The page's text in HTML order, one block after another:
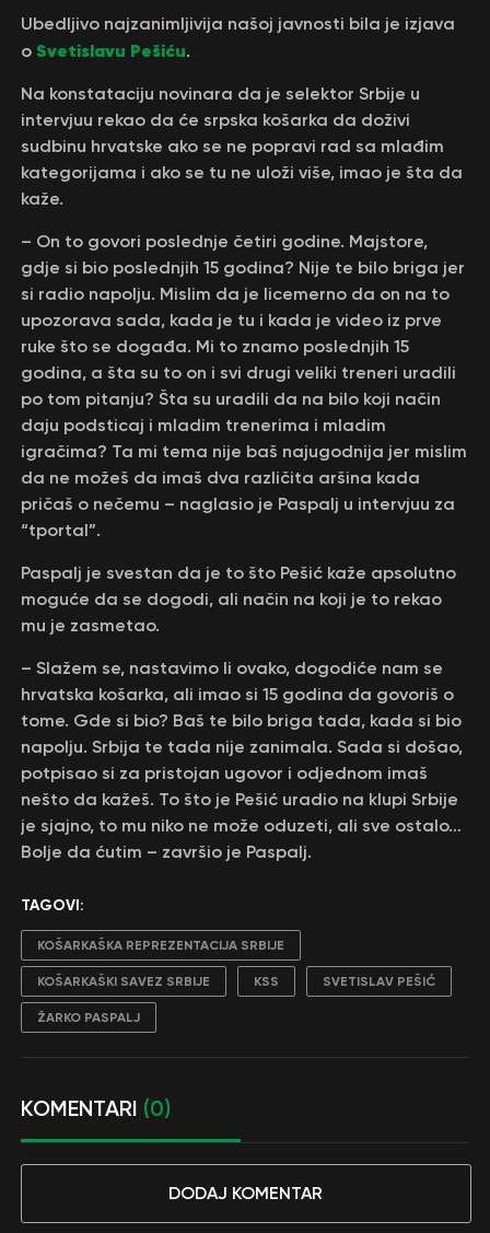
Ubedljivo najzanimljivija našoj javnosti bila je izjava
o Svetislavu Pešiću.
Na konstataciju novinara da je selektor Srbije u
intervjuu rekao da će srpska košarka da doživi
sudbinu hrvatske ako se ne popravi rad sa mlađim
kategorijama i ako se tu ne uloži više, imao je šta da
kaže.
– On to govori poslednje četiri godine. Majstore,
gdje si bio poslednjih 15 godina? Nije te bilo briga jer
si radio napolju. Mislim da je licemerno da on na to
upozorava sada, kada je tu i kada je video iz prve
ruke što se događa. Mi to znamo poslednjih 15
godina, a šta su to on i svi drugi veliki treneri uradili
po tom pitanju? Šta su uradili da na bilo koji način
daju podsticaj i mladim trenerima i mladim
igračima? Ta mi tema nije baš najugodnija jer mislim
da ne možeš da imaš dva različita aršina kada
pričaš o nečemu – naglasio je Paspalj u intervjuu za
“tportal”.
Paspalj je svestan da je to što Pešić kaže apsolutno
moguće da se dogodi, ali način na koji je to rekao
mu je zasmetao.
– Slažem se, nastavimo li ovako, dogodiće nam se
hrvatska košarka, ali imao si 15 godina da govoriš o
tome. Gde si bio? Baš te bilo briga tada, kada si bio
napolju. Srbija te tada nije zanimala. Sada si došao,
potpisao si za pristojan ugovor i odjednom imaš
nešto da kažeš. To što je Pešić uradio na klupi Srbije
je sjajno, to mu niko ne može oduzeti, ali sve ostalo…
Bolje da ćutim – završio je Paspalj.
TAGOVI:
KOŠARKAŠKA REPREZENTACIJA SRBIJE
KOŠARKAŠKI SAVEZ SRBIJE KSS SVETISLAV PEŠIĆ
ŽARKO PASPALJ
KOMENTARI (0)
DODAJ KOMENTAR